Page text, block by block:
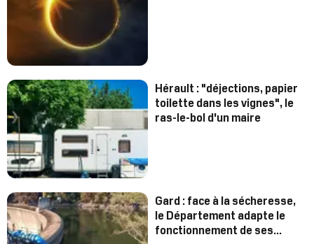
Hérault : "déjections, papier
toilette dans les vignes", le
ras-le-bol d'un maire
Gard : face à la sécheresse,
le Département adapte le
fonctionnement de ses